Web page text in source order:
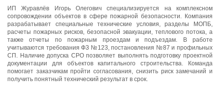
ИП Журавлёв Игорь Олегович специализируется на комплексном
сопровождении объектов в сфере пожарной безопасности. Компания
разрабатывает специальные технические условия, разделы МОПБ,
расчеты пожарных рисков, безопасной эвакуации, теплового потока, а
также отчеты по пожарным проездам и подъездам. В работе
учитываются требования ФЗ №123, постановления №87 и профильных
СП. Наличие допуска СРО позволяет выполнять подготовку проектной
документации для объектов капитального строительства. Команда
помогает заказчикам пройти согласования, снизить риск замечаний и
получить понятный технический результат в срок.